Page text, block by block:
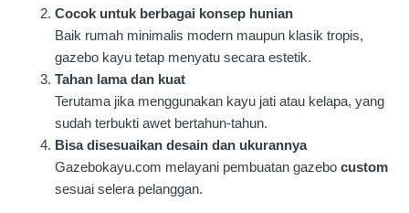
Cocok untuk berbagai konsep hunian
Baik rumah minimalis modern maupun klasik tropis,
gazebo kayu tetap menyatu secara estetik.
Tahan lama dan kuat
Terutama jika menggunakan kayu jati atau kelapa, yang
sudah terbukti awet bertahun-tahun.
Bisa disesuaikan desain dan ukurannya
Gazebokayu.com melayani pembuatan gazebo custom
sesuai selera pelanggan.